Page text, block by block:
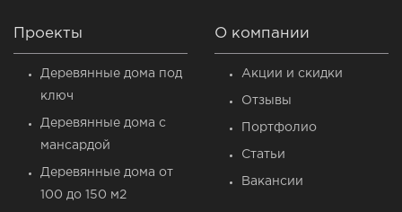
Проекты
Деревянные дома под
ключ
Деревянные дома c
мансардой
Деревянные дома от
100 до 150 м2
О компании
Акции и скидки
Отзывы
Портфолио
Статьи
Вакансии